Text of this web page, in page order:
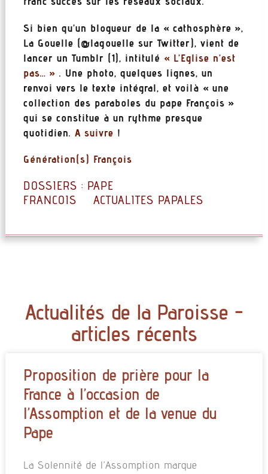
Si bien qu’un blogueur de la « cathosphère »,
La Gouelle (@lagouelle sur Twitter), vient de
lancer un Tumblr (1), intitulé « L’Eglise n’est
pas… » . Une photo, quelques lignes, un
renvoi vers le texte intégral, et voilà « une
collection des paraboles du pape François »
qui se constitue à un rythme presque
quotidien. A suivre !
Génération(s) François
DOSSIERS : PAPE
FRANCOIS
ACTUALITES PAPALES
Actualités de la Paroisse -
articles récents
Proposition de prière pour la
France à l’occasion de
l’Assomption et de la venue du
Pape
La Solennité de l’Assomption marque